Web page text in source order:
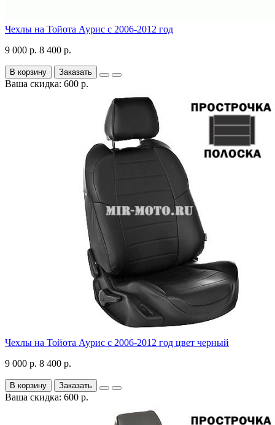
Чехлы на Тойота Аурис с 2006-2012 год
9 000 р. 8 400 р.
В корзину Заказать
Ваша скидка: 600 р.
Чехлы на Тойота Аурис с 2006-2012 год цвет черный
9 000 р. 8 400 р.
В корзину Заказать
Ваша скидка: 600 р.